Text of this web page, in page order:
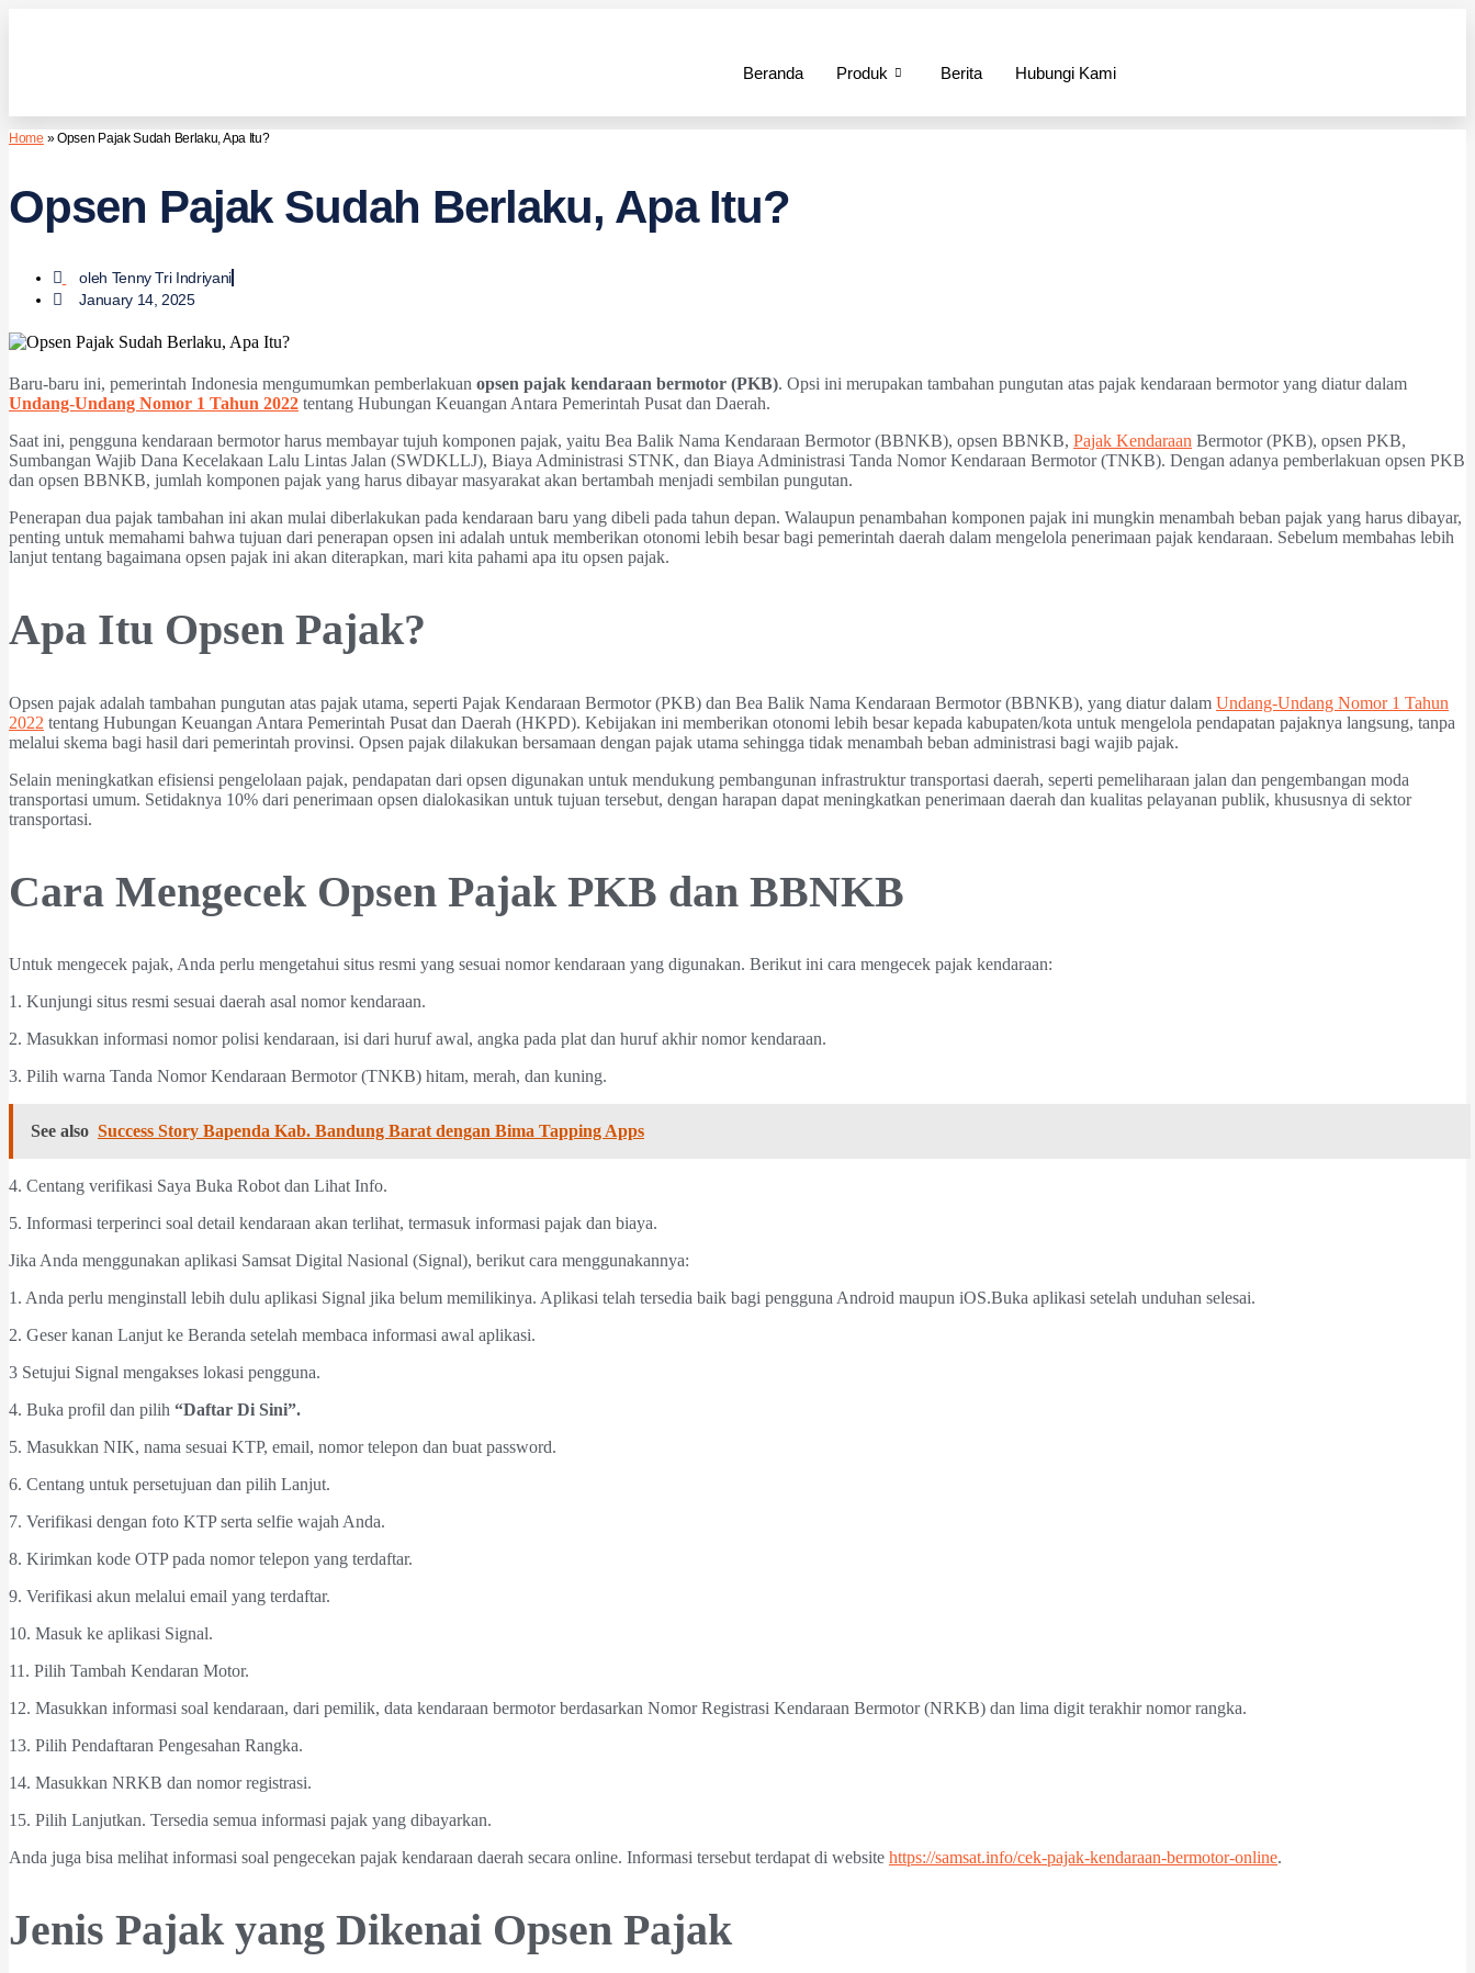
Beranda Produk Berita Hubungi Kami
Home »Opsen Pajak Sudah Berlaku, Apa Itu?
Opsen Pajak Sudah Berlaku, Apa Itu?
oleh Tenny Tri Indriyani
January 14, 2025
Baru-baru ini, pemerintah Indonesia mengumumkan pemberlakuan opsen pajak kendaraan bermotor (PKB). Opsi ini merupakan tambahan pungutan atas pajak kendaraan bermotor yang diatur dalam
Undang-Undang Nomor 1 Tahun 2022 tentang Hubungan Keuangan Antara Pemerintah Pusat dan Daerah.
Saat ini, pengguna kendaraan bermotor harus membayar tujuh komponen pajak, yaitu Bea Balik Nama Kendaraan Bermotor (BBNKB), opsen BBNKB, Pajak Kendaraan Bermotor (PKB), opsen PKB,
Sumbangan Wajib Dana Kecelakaan Lalu Lintas Jalan (SWDKLLJ), Biaya Administrasi STNK, dan Biaya Administrasi Tanda Nomor Kendaraan Bermotor (TNKB). Dengan adanya pemberlakuan opsen PKB
dan opsen BBNKB, jumlah komponen pajak yang harus dibayar masyarakat akan bertambah menjadi sembilan pungutan.
Penerapan dua pajak tambahan ini akan mulai diberlakukan pada kendaraan baru yang dibeli pada tahun depan. Walaupun penambahan komponen pajak ini mungkin menambah beban pajak yang harus dibayar,
penting untuk memahami bahwa tujuan dari penerapan opsen ini adalah untuk memberikan otonomi lebih besar bagi pemerintah daerah dalam mengelola penerimaan pajak kendaraan. Sebelum membahas lebih
lanjut tentang bagaimana opsen pajak ini akan diterapkan, mari kita pahami apa itu opsen pajak.
Apa Itu Opsen Pajak?
Opsen pajak adalah tambahan pungutan atas pajak utama, seperti Pajak Kendaraan Bermotor (PKB) dan Bea Balik Nama Kendaraan Bermotor (BBNKB), yang diatur dalam Undang-Undang Nomor 1 Tahun
2022 tentang Hubungan Keuangan Antara Pemerintah Pusat dan Daerah (HKPD). Kebijakan ini memberikan otonomi lebih besar kepada kabupaten/kota untuk mengelola pendapatan pajaknya langsung, tanpa
melalui skema bagi hasil dari pemerintah provinsi. Opsen pajak dilakukan bersamaan dengan pajak utama sehingga tidak menambah beban administrasi bagi wajib pajak.
Selain meningkatkan efisiensi pengelolaan pajak, pendapatan dari opsen digunakan untuk mendukung pembangunan infrastruktur transportasi daerah, seperti pemeliharaan jalan dan pengembangan moda
transportasi umum. Setidaknya 10% dari penerimaan opsen dialokasikan untuk tujuan tersebut, dengan harapan dapat meningkatkan penerimaan daerah dan kualitas pelayanan publik, khususnya di sektor
transportasi.
Cara Mengecek Opsen Pajak PKB dan BBNKB
Untuk mengecek pajak, Anda perlu mengetahui situs resmi yang sesuai nomor kendaraan yang digunakan. Berikut ini cara mengecek pajak kendaraan:
1. Kunjungi situs resmi sesuai daerah asal nomor kendaraan.
2. Masukkan informasi nomor polisi kendaraan, isi dari huruf awal, angka pada plat dan huruf akhir nomor kendaraan.
3. Pilih warna Tanda Nomor Kendaraan Bermotor (TNKB) hitam, merah, dan kuning.
See also Success Story Bapenda Kab. Bandung Barat dengan Bima Tapping Apps
4. Centang verifikasi Saya Buka Robot dan Lihat Info.
5. Informasi terperinci soal detail kendaraan akan terlihat, termasuk informasi pajak dan biaya.
Jika Anda menggunakan aplikasi Samsat Digital Nasional (Signal), berikut cara menggunakannya:
1. Anda perlu menginstall lebih dulu aplikasi Signal jika belum memilikinya. Aplikasi telah tersedia baik bagi pengguna Android maupun iOS.Buka aplikasi setelah unduhan selesai.
2. Geser kanan Lanjut ke Beranda setelah membaca informasi awal aplikasi.
3 Setujui Signal mengakses lokasi pengguna.
4. Buka profil dan pilih “Daftar Di Sini”.
5. Masukkan NIK, nama sesuai KTP, email, nomor telepon dan buat password.
6. Centang untuk persetujuan dan pilih Lanjut.
7. Verifikasi dengan foto KTP serta selfie wajah Anda.
8. Kirimkan kode OTP pada nomor telepon yang terdaftar.
9. Verifikasi akun melalui email yang terdaftar.
10. Masuk ke aplikasi Signal.
11. Pilih Tambah Kendaran Motor.
12. Masukkan informasi soal kendaraan, dari pemilik, data kendaraan bermotor berdasarkan Nomor Registrasi Kendaraan Bermotor (NRKB) dan lima digit terakhir nomor rangka.
13. Pilih Pendaftaran Pengesahan Rangka.
14. Masukkan NRKB dan nomor registrasi.
15. Pilih Lanjutkan. Tersedia semua informasi pajak yang dibayarkan.
Anda juga bisa melihat informasi soal pengecekan pajak kendaraan daerah secara online. Informasi tersebut terdapat di website https://samsat.info/cek-pajak-kendaraan-bermotor-online.
Jenis Pajak yang Dikenai Opsen Pajak